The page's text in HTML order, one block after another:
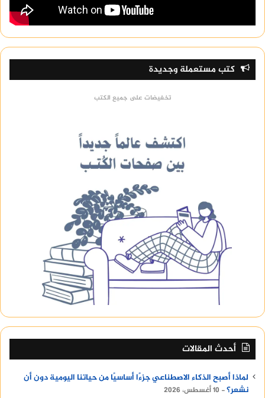
كتب مستعملة وجديدة
تخفيضات على جميع الكتب
أحدث المقالات
لماذا أصبح الذكاء الاصطناعي جزءًا أساسيًا من حياتنا اليومية دون أن
نشعر؟
10 أغسطس، 2026